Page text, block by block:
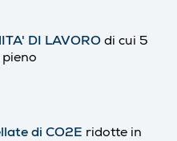
DI LAVORO di cui 5
di CO2E ridotte in